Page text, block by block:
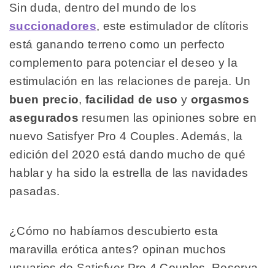
Sin duda, dentro del mundo de los
succionadores, este estimulador de clítoris
está ganando terreno como un perfecto
complemento para potenciar el deseo y la
estimulación en las relaciones de pareja. Un
buen precio, facilidad de uso y orgasmos
asegurados resumen las opiniones sobre en
nuevo Satisfyer Pro 4 Couples. Además, la
edición del 2020 está dando mucho de qué
hablar y ha sido la estrella de las navidades
pasadas.
¿Cómo no habíamos descubierto esta
maravilla erótica antes? opinan muchos